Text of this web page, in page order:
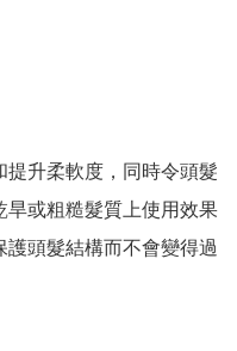
提升柔軟度，同時令頭髮
旱或粗糙髮質上使用效果
頭髮結構而不會變得過